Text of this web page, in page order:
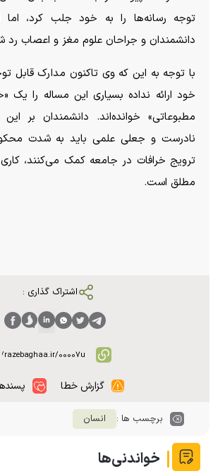
توجه رسانه‌ها را به خود جلب کرد، اما
دانشمندان و جراحان علوم مغز و اعصاب رد
با توجه به این که وی تاکنون مدارک قابل
خود ارائه نداده بسیاری این مساله را
مطبوعاتی» خوانده‌اند. دانشمندان بر این
نادرست و جعلی علمی باید به شدت
ترویج خرافات در جامعه کمک می‌کنند،
مطلق است.
اشتراک گذاری :
گزارش خطا
برچسب ها : انسان
خواندنی‌ها